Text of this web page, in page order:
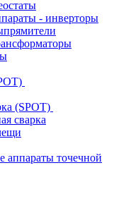
- инверторы
(SPOT)
сварка
аппараты точечной